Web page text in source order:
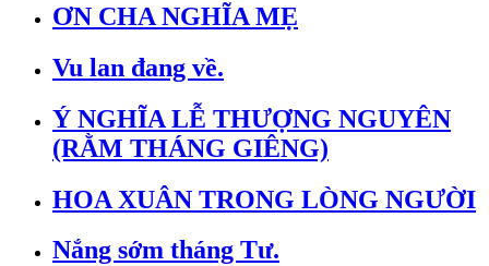
ƠN CHA NGHĨA MẸ
Vu lan đang về.
Ý NGHĨA LỄ THƯỢNG NGUYÊN
(RẰM THÁNG GIÊNG)
HOA XUÂN TRONG LÒNG NGƯỜI
Nắng sớm tháng Tư.